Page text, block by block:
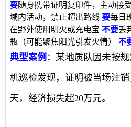
要随身携带证明复印件，主动接
域内活动，禁止超出路线要每日
在野外使用明火或充电宝不要丢
瓶（可能聚焦阳光引发火情）不
典型案例 ：某地质队因未按
机巡检发现，证明被当场注
天，经济损失超20万元。